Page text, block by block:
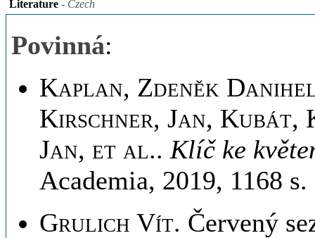
Literature - Czech
Povinná:
Kaplan, Zdeněk
Kirschner, Jan, Kubát,
Jan, et al.. Klíč ke
Academia, 2019, 1168
Grulich Vít. Červený